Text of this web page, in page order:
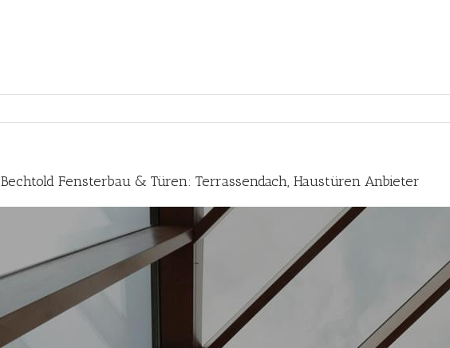
Bechtold Fensterbau & Türen: Terrassendach, Haustüren Anbieter